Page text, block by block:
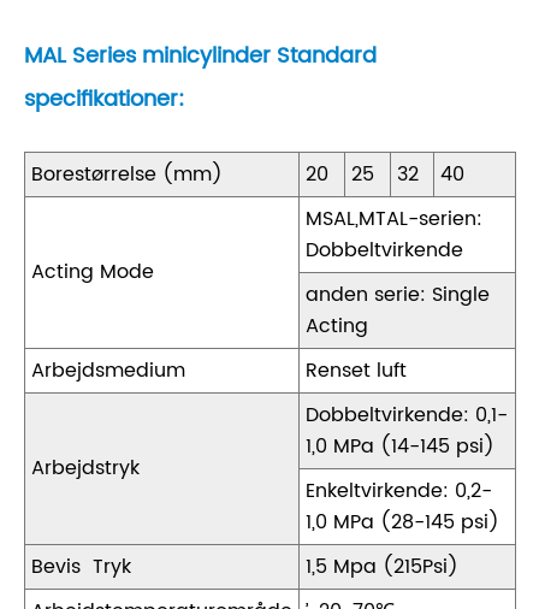
MAL Series minicylinder Standard
specifikationer:
Borestørrelse (mm) 20 25 32 40
Acting Mode
MSAL,MTAL-serien:
Dobbeltvirkende
anden serie: Single
Acting
Arbejdsmedium
Renset luft
Arbejdstryk
Dobbeltvirkende: 0,1-
1,0 MPa (14-145 psi)
Enkeltvirkende: 0,2-
1,0 MPa (28-145 psi)
Bevis Tryk
1,5 Mpa (215Psi)